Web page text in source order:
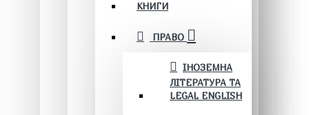
КНИГИ
ПРАВО
ІНОЗЕМНА
ЛІТЕРАТУРА ТА
LEGAL ENGLISH